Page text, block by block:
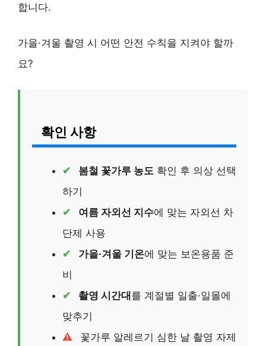
합니다.
가을·겨울 촬영 시 어떤 안전 수칙을 지켜야 할까
요?
확인 사항
봄철 꽃가루 농도 확인 후 의상 선택
하기
여름 자외선 지수에 맞는 자외선 차
단제 사용
가을·겨울 기온에 맞는 보온용품 준
비
촬영 시간대를 계절별 일출·일몰에
맞추기
꽃가루 알레르기 심한 날 촬영 자제